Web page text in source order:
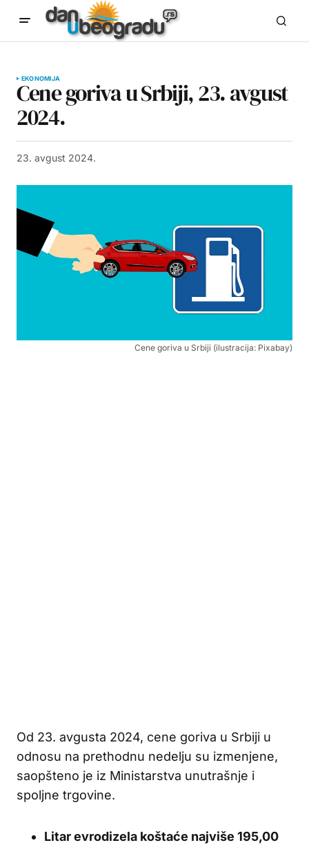
EKONOMIJA
Cene goriva u Srbiji, 23. avgust
2024.
23. avgust 2024.
Cene goriva u Srbiji (ilustracija: Pixabay)
Od 23. avgusta 2024, cene goriva u Srbiji u
odnosu na prethodnu nedelju su izmenjene,
saopšteno je iz Ministarstva unutrašnje i
spoljne trgovine.
Litar evrodizela koštaće najviše 195,00